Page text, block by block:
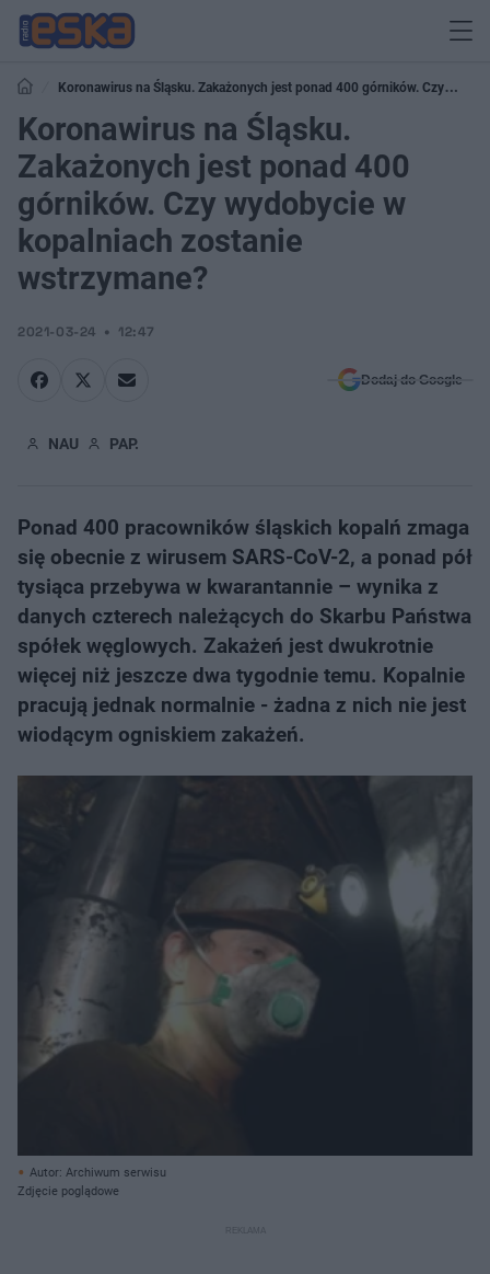
Koronawirus na Śląsku. Zakażonych jest ponad 400 górników. Czy
wydobycie w kopalniach zostanie wstrzymane?
Koronawirus na Śląsku.
Zakażonych jest ponad 400
górników. Czy wydobycie w
kopalniach zostanie
wstrzymane?
2021-03-24 12:47
Dodaj do Google
NAU PAP.
Ponad 400 pracowników śląskich kopalń zmaga
się obecnie z wirusem SARS-CoV-2, a ponad pół
tysiąca przebywa w kwarantannie – wynika z
danych czterech należących do Skarbu Państwa
spółek węglowych. Zakażeń jest dwukrotnie
więcej niż jeszcze dwa tygodnie temu. Kopalnie
pracują jednak normalnie - żadna z nich nie jest
wiodącym ogniskiem zakażeń.
Autor: Archiwum serwisu
Zdjęcie poglądowe